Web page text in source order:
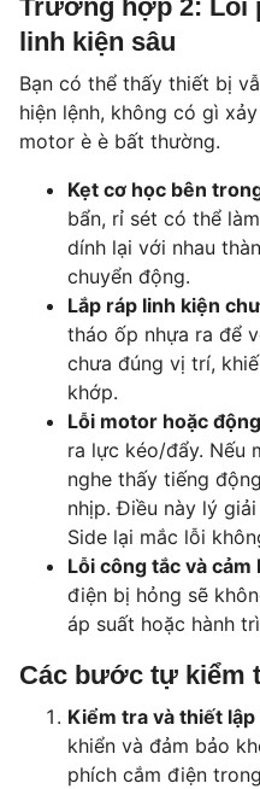
Trường hợp 2: Lỗi
linh kiện sâu
Bạn có thể thấy thiết bị
hiện lệnh, không có gì
motor è è bất thường.
Kẹt cơ học bên
bẩn, rỉ sét có thể
dính lại với nhau
chuyển động.
Lắp ráp linh kiện
tháo ốp nhựa ra để
chưa đúng vị trí,
khớp.
Lỗi motor hoặc
ra lực kéo/đẩy. Nếu
nghe thấy tiếng
nhịp. Điều này lý
Side lại mắc lỗi
Lỗi công tắc và cảm
điện bị hỏng sẽ
áp suất hoặc hành
Các bước tự kiểm
Kiểm tra và thiết
khiển và đảm bảo
phích cắm điện